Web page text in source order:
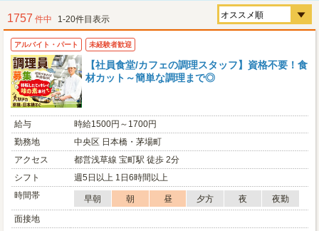
1757 件中 1-20件目表示
アルバイト・パート 未経験者歓迎
【社員食堂/カフェの調理スタッフ】資格不要！食
材カット～簡単な調理まで◎
給与
時給1500円～1700円
勤務地
中央区 日本橋・茅場町
アクセス
都営浅草線 宝町駅 徒歩 2分
シフト
週5日以上 1日6時間以上
時間帯
早朝 朝 昼 夕方 夜
夜勤
面接地